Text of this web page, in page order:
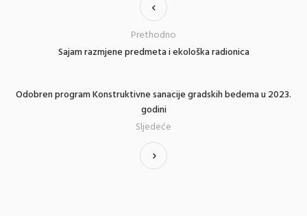
Sajam razmjene predmeta i ekološka radionica
Prethodno
Odobren program Konstruktivne sanacije gradskih bedema u 2023.
godini
Sljedeće